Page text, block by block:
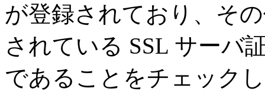
が登録されており、そ
されている SSL サーバ
であることをチェック